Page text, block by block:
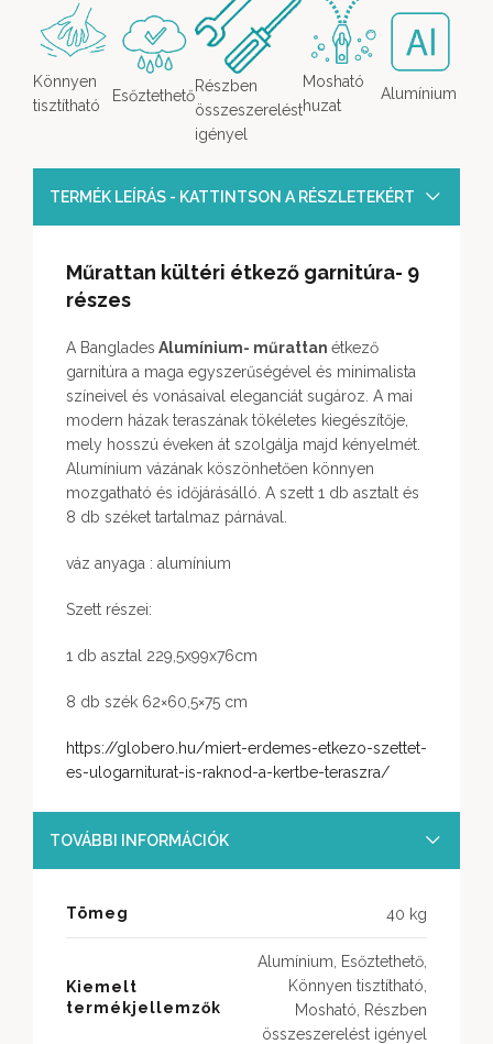
Könnyen
tisztítható
Esőztethető
Részben
összeszerelést
igényel
Mosható
huzat
Alumínium
TERMÉK LEÍRÁS - KATTINTSON A RÉSZLETEKÉRT
Műrattan kültéri étkező garnitúra- 9
részes
A Banglades Alumínium- műrattan étkező
garnitúra a maga egyszerűségével és minimalista
színeivel és vonásaival eleganciát sugároz. A mai
modern házak teraszának tökéletes kiegészítője,
mely hosszú éveken át szolgálja majd kényelmét.
Alumínium vázának köszönhetően könnyen
mozgatható és időjárásálló. A szett 1 db asztalt és
8 db széket tartalmaz párnával.
váz anyaga : alumínium
Szett részei:
1 db asztal 229,5x99x76cm
8 db szék 62×60,5×75 cm
https://globero.hu/miert-erdemes-etkezo-szettet-
es-ulogarniturat-is-raknod-a-kertbe-teraszra/
TOVÁBBI INFORMÁCIÓK
Tömeg 40 kg
Kiemelt
termékjellemzők
Alumínium, Esőztethető,
Könnyen tisztítható,
Mosható, Részben
összeszerelést igényel